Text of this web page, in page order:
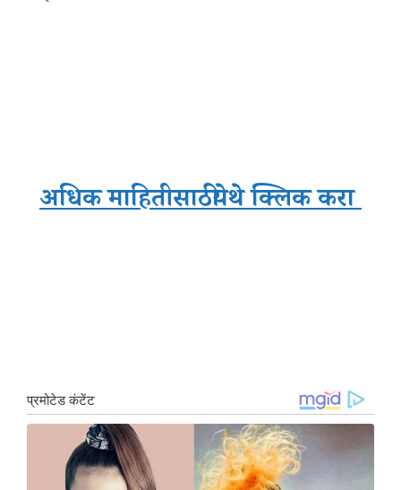
अधिक माहितीसाठीयेथे क्लिक करा